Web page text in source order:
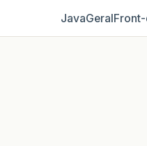
JavaGeral